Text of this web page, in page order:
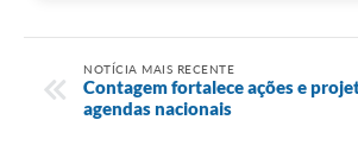
NOTÍCIA MAIS RECENTE
Contagem fortalece ações e
agendas nacionais